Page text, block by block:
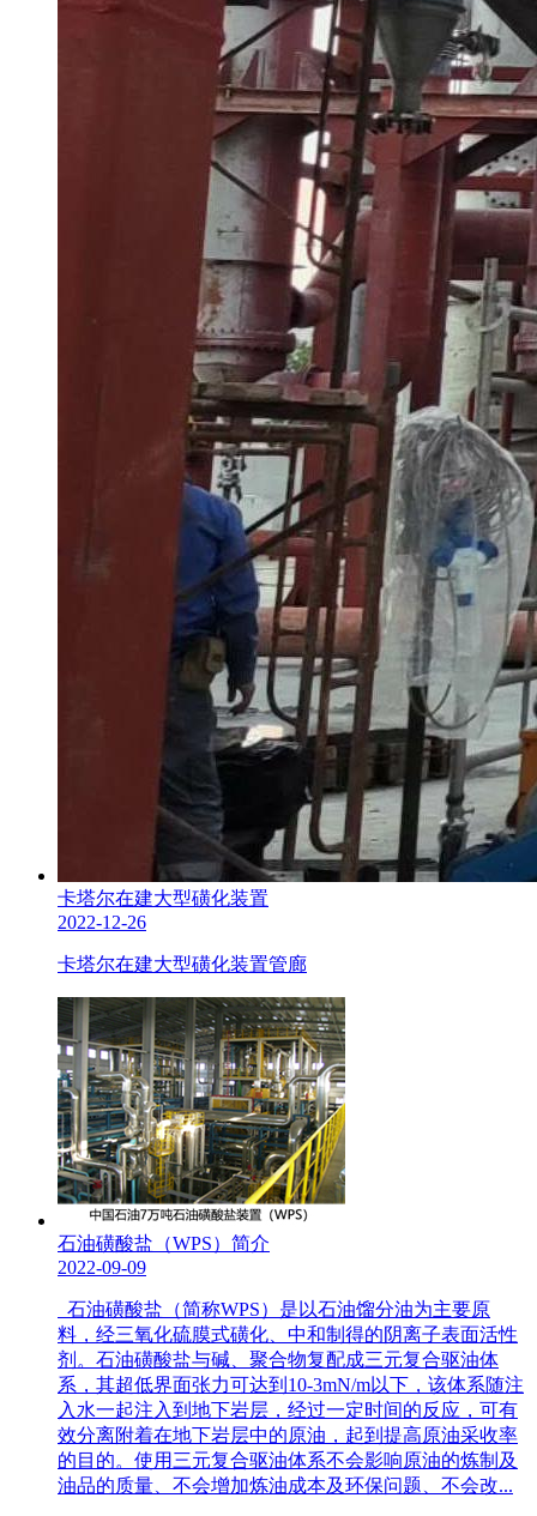
卡塔尔在建大型磺化装置
2022-12-26
卡塔尔在建大型磺化装置管廊
石油磺酸盐（WPS）简介
2022-09-09
石油磺酸盐（简称WPS）是以石油馏分油为主要原
料，经三氧化硫膜式磺化、中和制得的阴离子表面活性
剂。石油磺酸盐与碱、聚合物复配成三元复合驱油体
系，其超低界面张力可达到10-3mN/m以下，该体系随注
入水一起注入到地下岩层，经过一定时间的反应，可有
效分离附着在地下岩层中的原油，起到提高原油采收率
的目的。使用三元复合驱油体系不会影响原油的炼制及
油品的质量、不会增加炼油成本及环保问题、不会改...